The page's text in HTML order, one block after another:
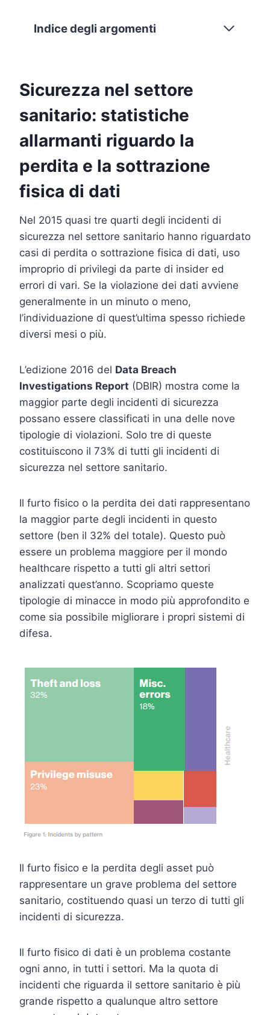
Indice degli argomenti
Sicurezza nel settore
sanitario: statistiche
allarmanti riguardo la
perdita e la sottrazione
fisica di dati
Nel 2015 quasi tre quarti degli incidenti di
sicurezza nel settore sanitario hanno riguardato
casi di perdita o sottrazione fisica di dati, uso
improprio di privilegi da parte di insider ed
errori di vari. Se la violazione dei dati avviene
generalmente in un minuto o meno,
l’individuazione di quest’ultima spesso richiede
diversi mesi o più.
L’edizione 2016 del Data Breach
Investigations Report (DBIR) mostra come la
maggior parte degli incidenti di sicurezza
possano essere classificati in una delle nove
tipologie di violazioni. Solo tre di queste
costituiscono il 73% di tutti gli incidenti di
sicurezza nel settore sanitario.
Il furto fisico o la perdita dei dati rappresentano
la maggior parte degli incidenti in questo
settore (ben il 32% del totale). Questo può
essere un problema maggiore per il mondo
healthcare rispetto a tutti gli altri settori
analizzati quest’anno. Scopriamo queste
tipologie di minacce in modo più approfondito e
come sia possibile migliorare i propri sistemi di
difesa.
Il furto fisico e la perdita degli asset può
rappresentare un grave problema del settore
sanitario, costituendo quasi un terzo di tutti gli
incidenti di sicurezza.
Il furto fisico di dati è un problema costante
ogni anno, in tutti i settori. Ma la quota di
incidenti che riguarda il settore sanitario è più
grande rispetto a qualunque altro settore